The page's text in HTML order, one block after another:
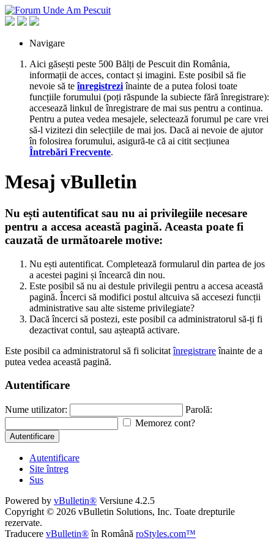
Navigare
Aici găsești peste 500 Bălți de Pescuit din România,
informații de acces, contact și imagini. Este posibil să fie
nevoie să teînregistreziînainte de a putea folosi toate
funcțiile forumului (poți răspunde la subiecte fără înregistrare):
accesează linkul de înregistrare de mai sus pentru a continua.
Pentru a putea vedea mesajele, selectează forumul pe care vrei
să-l vizitezi din selecțiile de mai jos. Dacă ai nevoie de ajutor
în folosirea forumului, asigură-te că ai citit secțiunea
Întrebări Frecvente.
Mesaj vBulletin
Nu ești autentificat sau nu ai privilegiile necesare
pentru a accesa această pagină. Aceasta poate fi
cauzată de următoarele motive:
Nu ești autentificat. Completează formularul din partea de jos
a acestei pagini și încearcă din nou.
Este posibil să nu ai destule privilegii pentru a accesa această
pagină. Încerci să modifici postul altcuiva să accesezi funcții
administrative sau alte sisteme privilegiate?
Dacă încerci să postezi, este posibil ca administratorul să-ți fi
dezactivat contul, sau așteaptă activare.
Este posibil ca administratorul să fi solicitatînregistrareînainte de a
putea vedea această pagină.
Autentificare
Nume utilizator:
Parolă:
Memorez cont?
Autentificare
Autentificare
Site întreg
Sus
Powered by vBulletin® Versiune 4.2.5
Copyright © 2026 vBulletin Solutions, Inc. Toate drepturile
rezervate.
Traducere vBulletin®în Română roStyles.com™